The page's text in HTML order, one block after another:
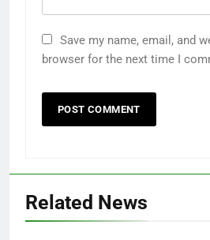
Save my name, email, and
browser for the next time I
Related News